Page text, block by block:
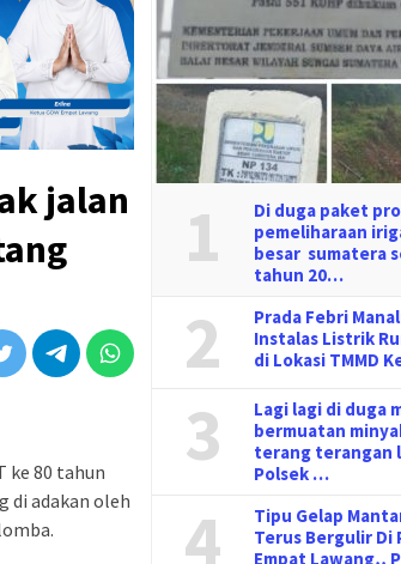
jalan
ke 80 tahun
di adakan oleh
1
Di duga paket
pemeliharaan
besar sumatera
tahun 20…
2
Prada Febri
Instalas Listrik
di Lokasi TMMD
3
Lagi lagi di duga
bermuatan
terang terangan
Polsek …
4
Tipu Gelap
Terus Bergulir Di
Empat Lawang,,